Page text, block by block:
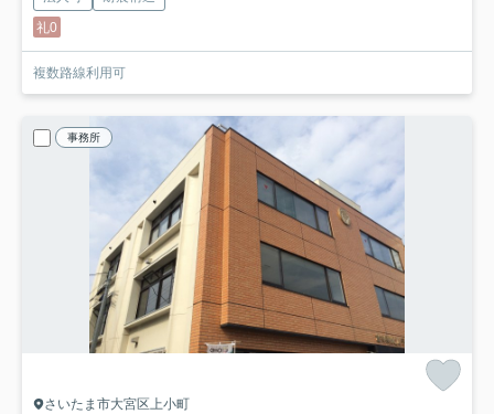
礼0
複数路線利用可
事務所
さいたま市大宮区上小町